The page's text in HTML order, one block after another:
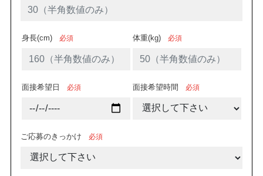
身長(cm) 必須 体重(kg) 必須
面接希望日 必須 面接希望時間 必須
ご応募のきっかけ 必須